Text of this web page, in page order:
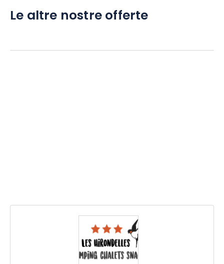
Le altre nostre offerte